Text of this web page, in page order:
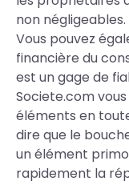
non négligeables.
Vous pouvez
financière du
est un gage de
Societe.com
éléments en
dire que le
un élément
rapidement la